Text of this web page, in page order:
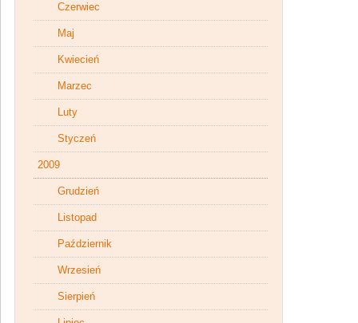
Czerwiec
Maj
Kwiecień
Marzec
Luty
Styczeń
2009
Grudzień
Listopad
Październik
Wrzesień
Sierpień